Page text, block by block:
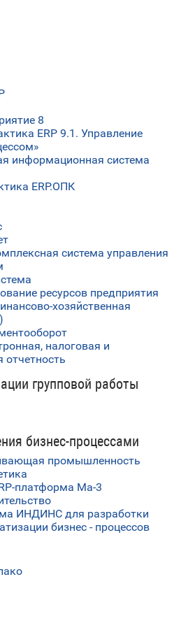
8
ERP 9.1. Управление
информационная система
ERP.ОПК
система управления
ресурсов предприятия
хозяйственная
налоговая и
отчетность
групповой работы
бизнес-процессами
промышленность
платформа Ma-3
ИНДИНС для разработки
бизнес - процессов